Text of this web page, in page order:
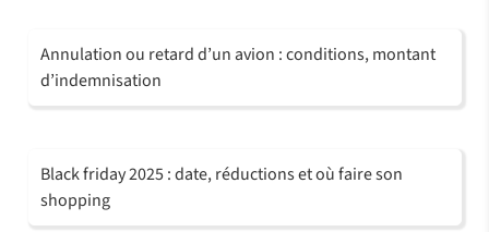
Annulation ou retard d’un avion : conditions, montant
d’indemnisation
Black friday 2025 : date, réductions et où faire son
shopping